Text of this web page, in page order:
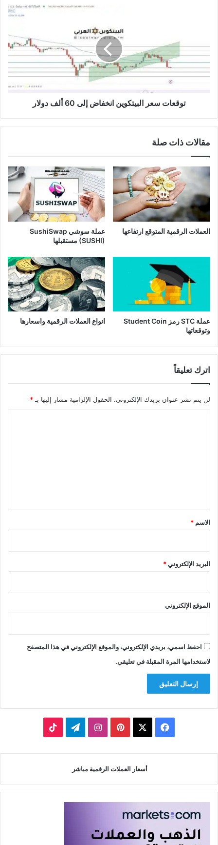
إلى
60
ألف
توقعات سعر البيتكوين انخفاض إلى 60 ألف دولار
مقالات ذات صلة
العملات الرقمية المتوقع ارتفاعها
عملة سوشي SushiSwap
(SUSHI) مستقبلها
عملة STC رمز Student Coin
وتوقعاتها
انواع العملات الرقمية واسعارها
اترك تعليقاً
لن يتم نشر عنوان بريدك الإلكتروني. الحقول الإلزامية مشار إليها بـ*
*
الاسم *
البريد الإلكتروني*
الموقع الإلكتروني
احفظ اسمي، بريدي الإلكتروني، والموقع الإلكتروني في هذا المتصفح
لاستخدامها المرة المقبلة في تعليقي.
فيسبوك بينتيريستانستقرامتيلقرام
أسعار العملات الرقمية مباشر